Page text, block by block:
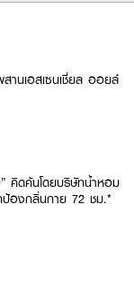
านเอสเซนเชี่ยล ออยล์
คิดค้นโดยบริษัทน้ำหอม
ป้องกลิ่นกาย 72 ชม.*